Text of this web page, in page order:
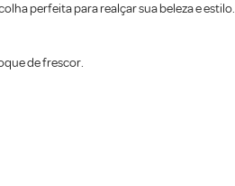
perfeita para realçar sua beleza e estilo.
de frescor.